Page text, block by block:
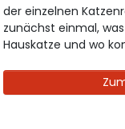
der einzelnen
zunächst einmal,
Hauskatze und wo